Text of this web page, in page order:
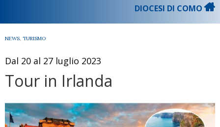
DIOCESI DI COMO
NEWS, TURISMO
Dal 20 al 27 luglio 2023
Tour in Irlanda